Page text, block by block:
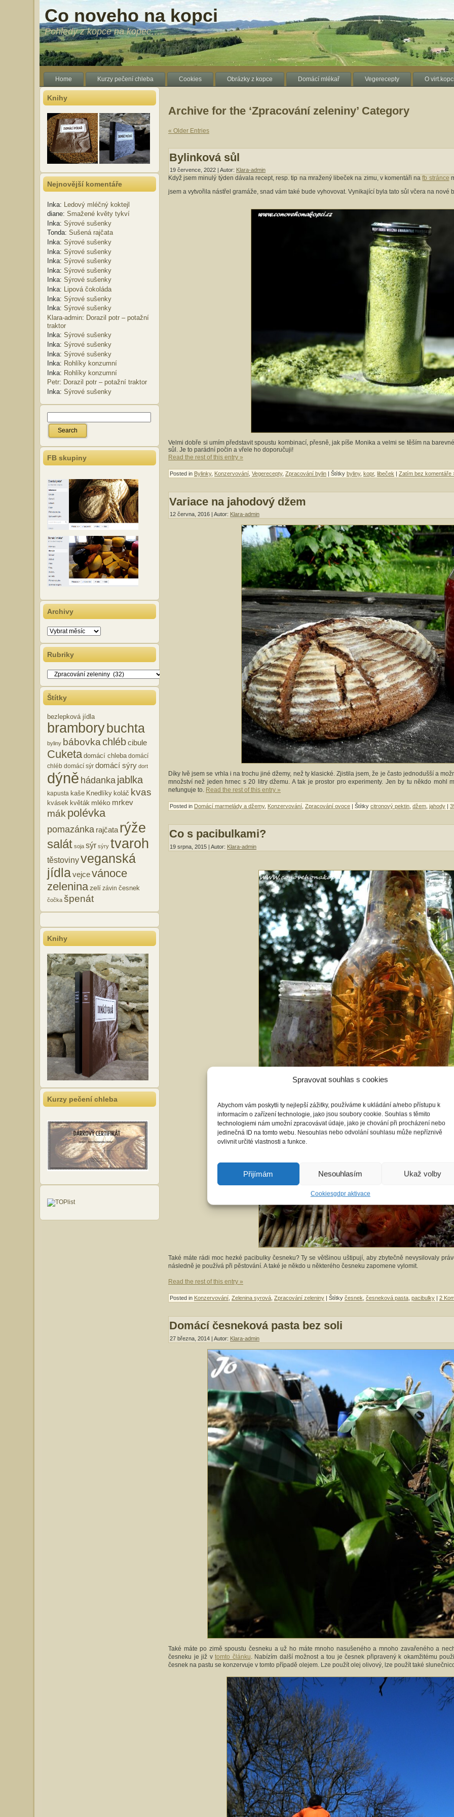
Spravovat souhlas s cookies
Abychom vám poskytli ty nejlepší zážitky, používáme k ukládání a/nebo přístupu k
informacím o zařízení technologie, jako jsou soubory cookie. Souhlas s těmito
technologiemi nám umožní zpracovávat údaje, jako je chování při procházení nebo
jedinečná ID na tomto webu. Nesouhlas nebo odvolání souhlasu může nepříznivě
ovlivnit určité vlastnosti a funkce.
Přijímám Nesouhlasím Ukaž volby
Cookiesgdpr aktivace
Co noveho na kopci
Pohledy z kopce na kopec….
Home Kurzy pečení chleba Cookies Obrázky z kopce Domácí mlékař Vegerecepty O
Knihy
Nejnovější komentáře
Inka: Ledový mléčný koktejl
diane: Smažené květy tykví
Inka: Sýrové sušenky
Tonda: Sušená rajčata
Inka: Sýrové sušenky
Inka: Sýrové sušenky
Inka: Sýrové sušenky
Inka: Sýrové sušenky
Inka: Sýrové sušenky
Inka:
Lipová čokoláda
Inka: Sýrové sušenky
Inka: Sýrové sušenky
Klara-admin: Dorazil potr – potažní
traktor
Inka: Sýrové sušenky
Inka: Sýrové sušenky
Inka: Sýrové sušenky
Inka: Rohlíky konzumní
Inka: Rohlíky konzumní
Petr: Dorazil potr – potažní traktor
Inka: Sýrové sušenky
FB skupiny
Archivy
Archivy
Rubriky
Rubriky
Štítky
bezlepková jídla
brambory buchta
byliny bábovkachlébcibule
Cuketa domácí chleba domácí
chléb domácí sýr domácí sýry dort
dýně hádanka jablka
kapusta kaše Knedlíky koláč kvas
kvásek květák mléko mrkev
mákpolévka
pomazánka rajčata rýže
salát soja sýr sýry tvaroh
těstovinyveganská
jídlavejcevánoce
zeleninazelí závin česnek
čočka špenát
Knihy
Kurzy pečení chleba
Archive for the ‘Zpracování zeleniny’ Category
« Older Entries
Bylinková sůl
19 července, 2022 | Autor: Klara-admin
Když jsem minulý týden dávala recept, resp. tip na mražený libeček na zimu, v komentáři nafb stránce
jsem a vytvořila nástřel gramáže, snad vám také bude vyhovovat. Vynikající byla tato sůl včera na nové
Velmi dobře si umím představit spoustu kombinací, přesně, jak píše Monika a velmi se těším na
sůl. Je to parádní počin a vřele ho doporučuji!
Read the rest of this entry »
Posted in Bylinky, Konzervování Vegerecepty, Zpracování bylin | Štítky byliny, kopr, libeček Zatím bez komentáře
Variace na jahodový džem
12 června, 2016 | Autor: Klara-admin
Díky Ivě jsem se vrhla i na trochu jiné džemy, než ty klasické. Zjistila jsem, že je často jednodušší a
množství než jeden hrnec s 20 litry džemu. A tak je prostor pro experimenty. Jen by tu někdo mohl
nefunguje to. Read the rest of this entry »
Posted in Domácí marmelády a džemy, Konzervování Zpracování ovoce | Štítky citronový pektin džem jahody |
Co s pacibulkami?
19 srpna, 2015 | Autor: Klara-admin
Také máte rádi moc hezké pacibulky česneku? Ty se většinou uštipují, aby zbytečně nevysilovaly
následně je používá při pěstování. A také je někdo u některého česneku zapomene vylomit.
Read the rest of this entry »
Posted in Konzervování Zelenina syrová Zpracování zeleniny | Štítky česnek česneková pasta pacibulky | 2
Domácí česneková pasta bez soli
27 března, 2014 | Autor: Klara-admin
Také máte po zimě spoustu česneku a už ho máte mnoho nasušeného a mnoho zavařeného a
česneku je již v tomto článku . Nabízím další možnost a tou je česnek připravený k okamžitému
česnek na pastu se konzervuje v tomto případě olejem. Lze použít olej olivový, lze použít také